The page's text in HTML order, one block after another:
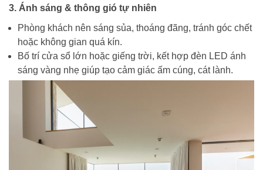
3. Ánh sáng & thông gió tự nhiên
Phòng khách nên sáng sủa, thoáng đãng, tránh góc chết
hoặc không gian quá kín.
Bố trí cửa sổ lớn hoặc giếng trời, kết hợp đèn LED ánh
sáng vàng nhẹ giúp tạo cảm giác ấm cúng, cát lành.